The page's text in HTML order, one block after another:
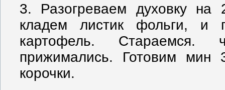
3. Разогреваем духовку
кладем листик фольги, и
картофель. Стараемся.
прижимались. Готовим
корочки.